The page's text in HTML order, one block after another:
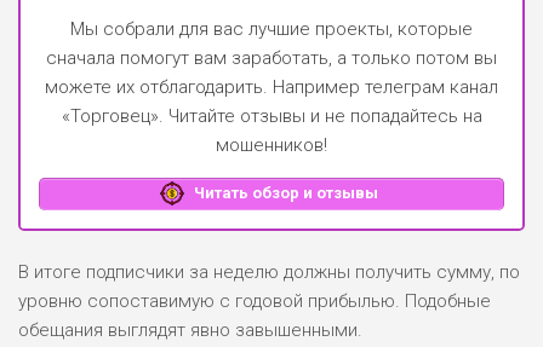
Мы собрали для вас лучшие проекты, которые
сначала помогут вам заработать, а только потом вы
можете их отблагодарить. Например телеграм канал
«Торговец». Читайте отзывы и не попадайтесь на
мошенников!
Читать обзор и отзывы
В итоге подписчики за неделю должны получить сумму, по
уровню сопоставимую с годовой прибылью. Подобные
обещания выглядят явно завышенными.